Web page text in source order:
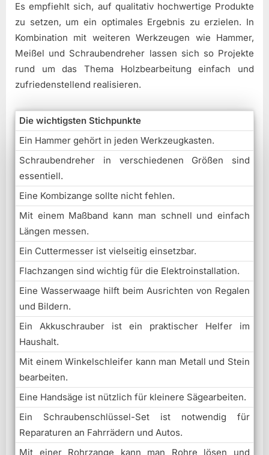
Es empfiehlt sich, auf qualitativ hochwertige Produkte
zu setzen, um ein optimales Ergebnis zu erzielen. In
Kombination mit weiteren Werkzeugen wie Hammer,
Meißel und Schraubendreher lassen sich so Projekte
rund um das Thema Holzbearbeitung einfach und
zufriedenstellend realisieren.
Die wichtigsten Stichpunkte
Ein Hammer gehört in jeden Werkzeugkasten.
Schraubendreher in verschiedenen Größen sind
essentiell.
Eine Kombizange sollte nicht fehlen.
Mit einem Maßband kann man schnell und einfach
Längen messen.
Ein Cuttermesser ist vielseitig einsetzbar.
Flachzangen sind wichtig für die Elektroinstallation.
Eine Wasserwaage hilft beim Ausrichten von Regalen
und Bildern.
Ein Akkuschrauber ist ein praktischer Helfer im
Haushalt.
Mit einem Winkelschleifer kann man Metall und Stein
bearbeiten.
Eine Handsäge ist nützlich für kleinere Sägearbeiten.
Ein Schraubenschlüssel-Set ist notwendig für
Reparaturen an Fahrrädern und Autos.
Mit einer Rohrzange kann man Rohre lösen und